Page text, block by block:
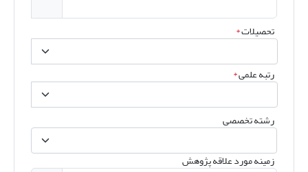
تحصیلات*
رتبه علمی*
رشته تخصصی
زمینه مورد علاقه پژوهش